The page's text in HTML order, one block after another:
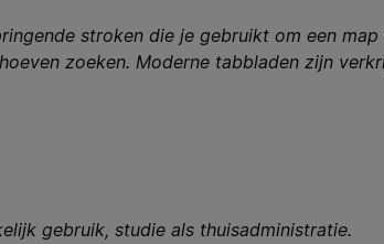
stroken die je gebruikt om een
zoeken. Moderne tabbladen zijn
gebruik, studie als thuisadministratie.